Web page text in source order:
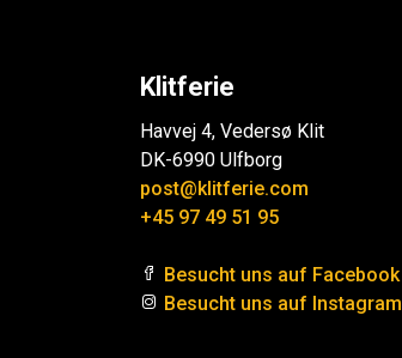
Klitferie
Havvej 4, Vedersø Klit
DK-6990 Ulfborg
post@klitferie.com
+45 97 49 51 95
Besucht uns auf Facebook
Besucht uns auf Instagram